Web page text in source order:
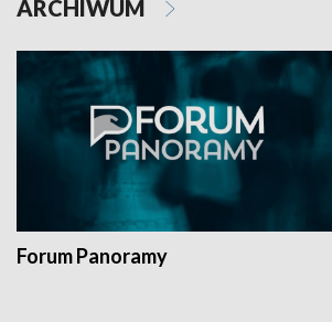
ARCHIWUM
Forum Panoramy